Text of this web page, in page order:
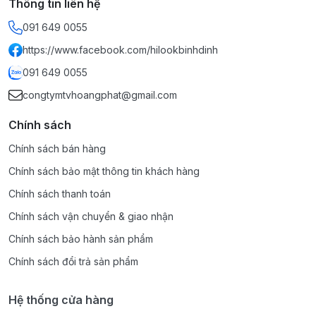
Thông tin liên hệ
091 649 0055
https://www.facebook.com/hilookbinhdinh
091 649 0055
congtymtvhoangphat@gmail.com
Chính sách
Chính sách bán hàng
Chính sách bảo mật thông tin khách hàng
Chính sách thanh toán
Chính sách vận chuyển & giao nhận
Chính sách bảo hành sản phẩm
Chính sách đổi trả sản phẩm
Hệ thống cửa hàng